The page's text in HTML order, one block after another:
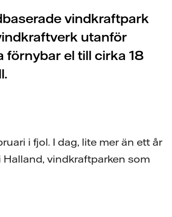
vindkraftpark
utanför
förnybar el till cirka 18
i fjol. I dag, lite mer än ett år
vindkraftparken som